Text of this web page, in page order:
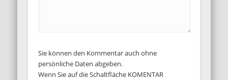
Sie können den Kommentar auch ohne
persönliche Daten abgeben.
Wenn Sie auf die Schaltfläche KOMENTAR